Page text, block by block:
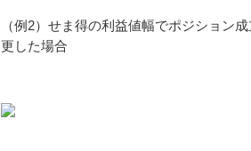
（例2）せま得の利益値幅でポジション
更した場合